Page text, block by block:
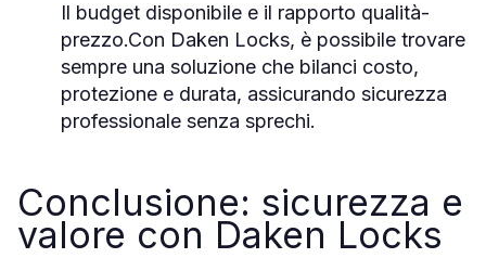
Il budget disponibile e il rapporto qualità-
prezzo.Con Daken Locks, è possibile trovare
sempre una soluzione che bilanci costo,
protezione e durata, assicurando sicurezza
professionale senza sprechi.
Conclusione: sicurezza e
valore con Daken Locks